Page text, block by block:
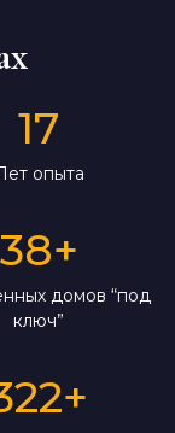
17
опыта
38+
домов “под
ключ”
+